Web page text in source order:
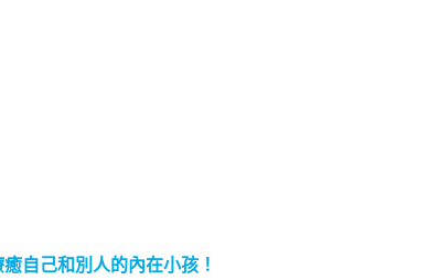
自己和別人的內在小孩！